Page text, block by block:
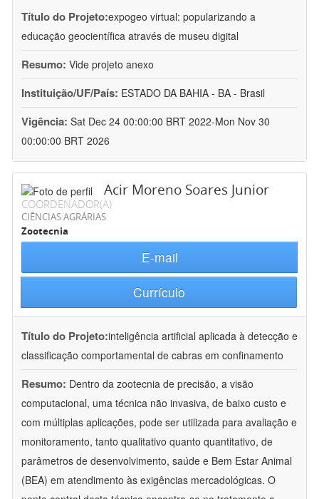
Título do Projeto:expogeo virtual: popularizando a
educação geocientífica através de museu digital
Resumo: Vide projeto anexo
Instituição/UF/País: ESTADO DA BAHIA - BA - Brasil
Vigência: Sat Dec 24 00:00:00 BRT 2022-Mon Nov 30
00:00:00 BRT 2026
Acir Moreno Soares Junior
COORDENADOR(A)
CIÊNCIAS AGRÁRIAS
Zootecnia
E-mail
Currículo
Título do Projeto:inteligência artificial aplicada à detecção e
classificação comportamental de cabras em confinamento
Resumo: Dentro da zootecnia de precisão, a visão
computacional, uma técnica não invasiva, de baixo custo e
com múltiplas aplicações, pode ser utilizada para avaliação e
monitoramento, tanto qualitativo quanto quantitativo, de
parâmetros de desenvolvimento, saúde e Bem Estar Animal
(BEA) em atendimento às exigências mercadológicas. O